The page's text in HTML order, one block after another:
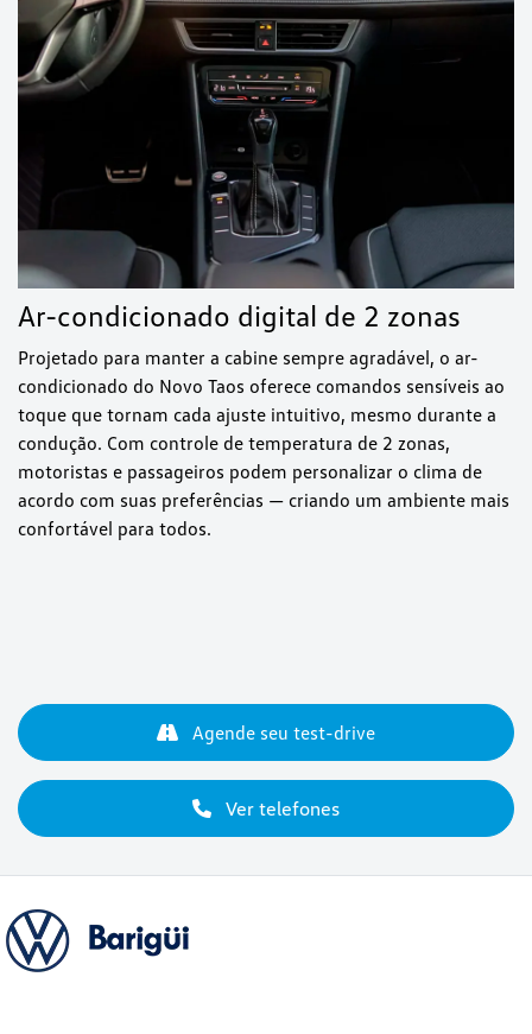
Ar-condicionado digital de 2 zonas
Projetado para manter a cabine sempre agradável, o ar-
condicionado do Novo Taos oferece comandos sensíveis ao
toque que tornam cada ajuste intuitivo, mesmo durante a
condução. Com controle de temperatura de 2 zonas,
motoristas e passageiros podem personalizar o clima de
acordo com suas preferências — criando um ambiente mais
confortável para todos.
Ver telefones
Agende seu test-drive